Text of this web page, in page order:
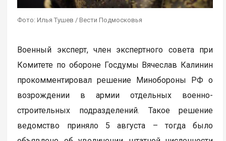
Фото: Илья Тушев / Вести Подмосковья
Военный эксперт, член экспертного совета при
Комитете по обороне Госдумы Вячеслав Калинин
прокомментировал решение Минобороны РФ о
возрождении в армии отдельных военно-
строительных подразделений. Такое решение
ведомство приняло 5 августа – тогда было